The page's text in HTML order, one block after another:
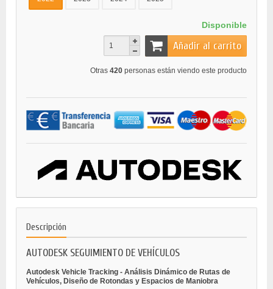
Disponible
Añadir al carrito
Otras 420 personas están viendo este producto
Descripción
AUTODESK SEGUIMIENTO DE VEHÍCULOS
Autodesk Vehicle Tracking - Análisis Dinámico de Rutas de
Vehículos, Diseño de Rotondas y Espacios de Maniobra